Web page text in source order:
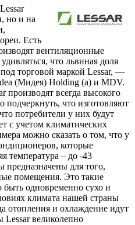
но и на
Есть
вентиляционные
что львиная доля
торговой маркой Lessar, —
(Мидея) Holding (а) и MDV.
всегда высокого
подчеркнуть, что изготовляют
потребители у них будут
с учетом климатических
можно сказать о том, что у
которые
температура – до -43
предназначены для того,
помещения. Это такие
одновременно сухо и
климата нашей страны
отопления и охлаждение идут
великолепно